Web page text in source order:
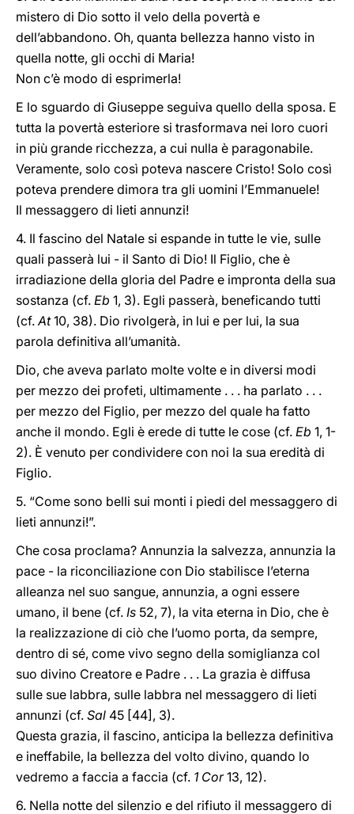
mistero di Dio sotto il velo della povertà e
dell’abbandono. Oh, quanta bellezza hanno visto in
quella notte, gli occhi di Maria!
Non c’è modo di esprimerla!
E lo sguardo di Giuseppe seguiva quello della sposa. E
tutta la povertà esteriore si trasformava nei loro cuori
in più grande ricchezza, a cui nulla è paragonabile.
Veramente, solo così poteva nascere Cristo! Solo così
poteva prendere dimora tra gli uomini l’Emmanuele!
Il messaggero di lieti annunzi!
4. Il fascino del Natale si espande in tutte le vie, sulle
quali passerà lui - il Santo di Dio! Il Figlio, che è
irradiazione della gloria del Padre e impronta della sua
sostanza (cf. Eb 1, 3). Egli passerà, beneficando tutti
(cf.At10, 38). Dio rivolgerà, in lui e per lui, la sua
parola definitiva all’umanità.
Dio, che aveva parlato molte volte e in diversi modi
per mezzo dei profeti, ultimamente . . . ha parlato . . .
per mezzo del Figlio, per mezzo del quale ha fatto
anche il mondo. Egli è erede di tutte le cose (cf. Eb 1, 1-
2). È venuto per condividere con noi la sua eredità di
Figlio.
5. “Come sono belli sui monti i piedi del messaggero di
lieti annunzi!”.
Che cosa proclama? Annunzia la salvezza, annunzia la
pace - la riconciliazione con Dio stabilisce l’eterna
alleanza nel suo sangue, annunzia, a ogni essere
umano, il bene (cf. Is 52, 7), la vita eterna in Dio, che è
la realizzazione di ciò che l’uomo porta, da sempre,
dentro di sé, come vivo segno della somiglianza col
suo divino Creatore e Padre . . . La grazia è diffusa
sulle sue labbra, sulle labbra nel messaggero di lieti
annunzi (cf. Sal 45 [44], 3).
Questa grazia, il fascino, anticipa la bellezza definitiva
e ineffabile, la bellezza del volto divino, quando lo
vedremo a faccia a faccia (cf. 1 Cor13, 12).
6. Nella notte del silenzio e del rifiuto il messaggero di